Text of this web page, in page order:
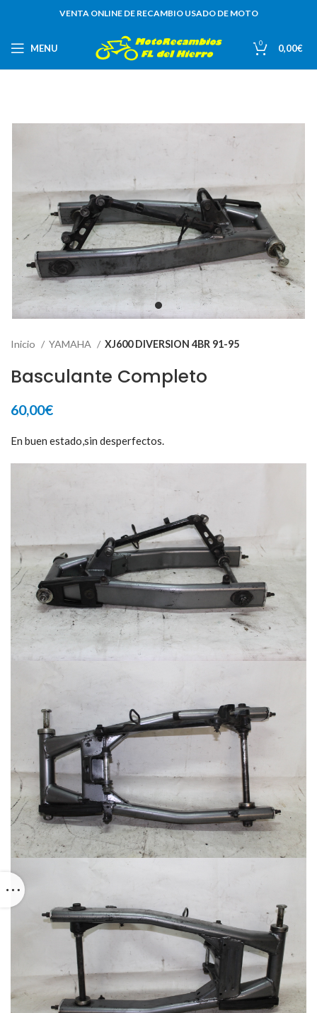
VENTA ONLINE DE RECAMBIO USADO DE MOTO
MENU 0 0,00€
Inicio YAMAHA XJ600 DIVERSION 4BR 91-95
Basculante Completo
60,00€
En buen estado,sin desperfectos.